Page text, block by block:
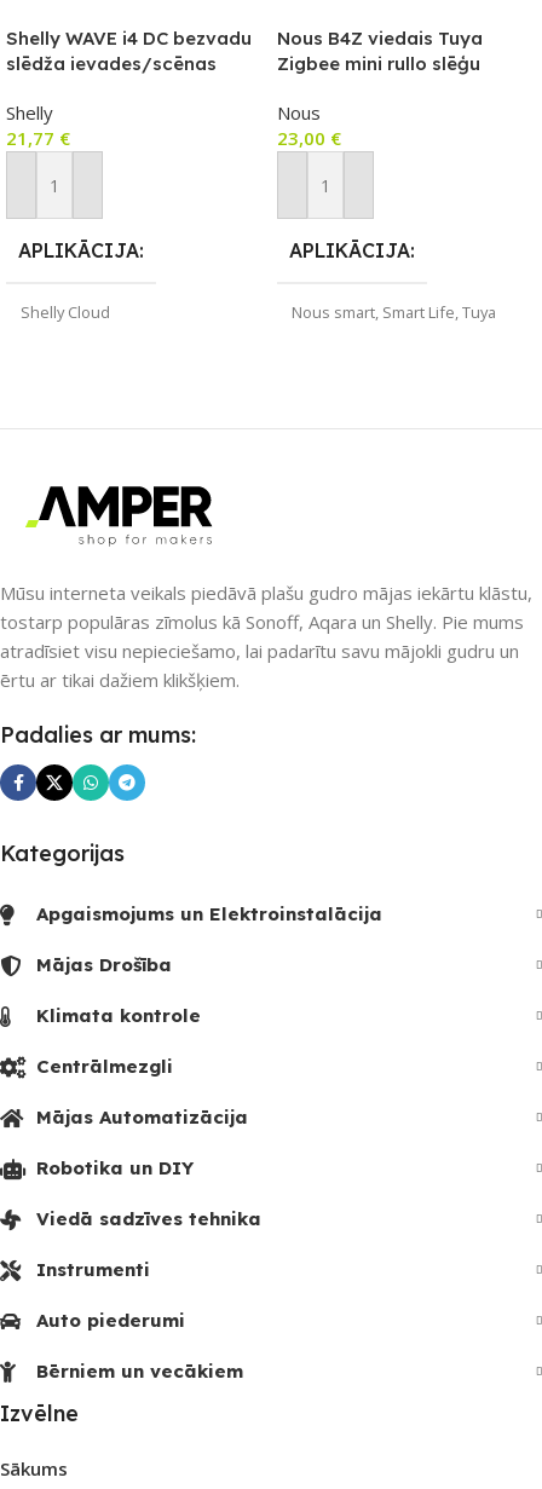
Shelly WAVE i4 DC bezvadu
slēdža ievades/scēnas
Shelly
21,77 €
Pievienot Grozam
APLIKĀCIJA
Shelly Cloud
Z-Wave
PIEEJAMS UZREIZ
SKAITS
Nous B4Z viedais Tuya
Zigbee mini rullo slēģu
slēdža ieeju
Nous
23,00 €
Pievienot Grozam
APLIKĀCIJA
Nous smart, Smart Life,Tuya
Nē
Mūsu interneta veikals piedāvā plašu gudro mājas iekārtu klāstu,
tostarp populāras zīmolus kā Sonoff, Aqara un Shelly. Pie mums
atradīsiet visu nepieciešamo, lai padarītu savu mājokli gudru un
ērtu ar tikai dažiem klikšķiem.
Padalies ar mums:
Kategorijas
Apgaismojums un Elektroinstalācija
Mājas Drošība
Klimata kontrole
Centrālmezgli
Mājas Automatizācija
Robotika un DIY
Viedā sadzīves tehnika
Instrumenti
Auto piederumi
Bērniem un vecākiem
Izvēlne
Sākums